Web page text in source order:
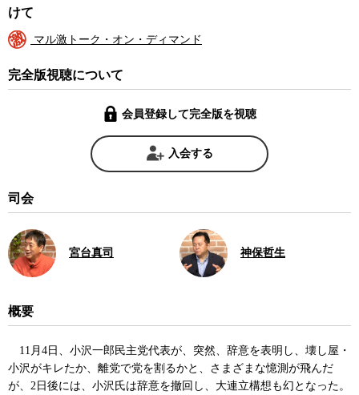
けて
マル激トーク・オン・ディマンド
完全版視聴について
会員登録して完全版を視聴
入会する
司会
宮台真司 神保哲生
概要
11月4日、小沢一郎民主党代表が、突然、辞意を表明し、壊し屋・
小沢がキレたか、離党で党を割るかと、さまざまな憶測が飛んだ
が、2日後には、小沢氏は辞意を撤回し、大連立構想も幻となった。